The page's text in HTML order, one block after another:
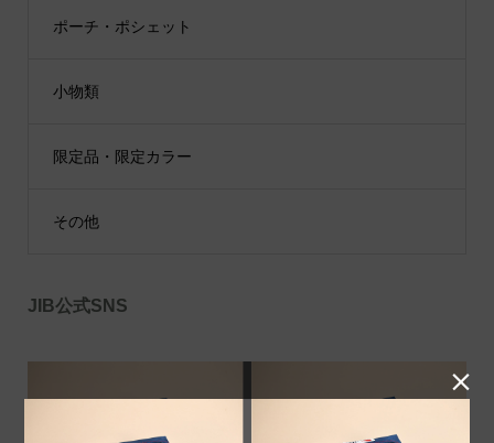
ポーチ・ポシェット
小物類
限定品・限定カラー
その他
JIB公式SNS
